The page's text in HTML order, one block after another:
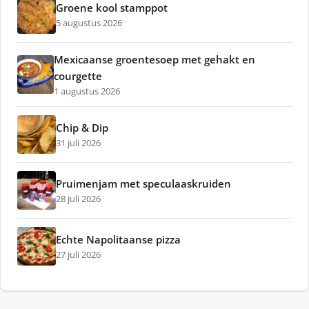
Groene kool stamppot
5 augustus 2026
Mexicaanse groentesoep met gehakt en
courgette
1 augustus 2026
Chip & Dip
31 juli 2026
Pruimenjam met speculaaskruiden
28 juli 2026
Echte Napolitaanse pizza
27 juli 2026